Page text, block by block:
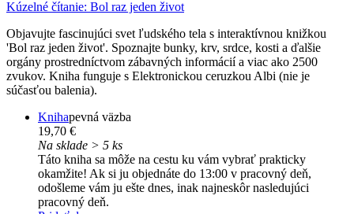
Kúzelné čítanie: Bol raz jeden život
Objavujte fascinujúci svet ľudského tela s interaktívnou knižkou
'Bol raz jeden život'. Spoznajte bunky, krv, srdce, kosti a ďalšie
orgány prostredníctvom zábavných informácií a viac ako 2500
zvukov. Kniha funguje s Elektronickou ceruzkou Albi (nie je
súčasťou balenia).
Knihapevná väzba
19,70 €
Na sklade > 5 ks
Táto kniha sa môže na cestu ku vám vybrať prakticky
okamžite! Ak si ju objednáte do 13:00 v pracovný deň,
odošleme vám ju ešte dnes, inak najneskôr nasledujúci
pracovný deň.